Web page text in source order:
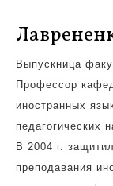
Выпускница
Профессор
иностранных
педагогических
В 2004 г.
преподавания